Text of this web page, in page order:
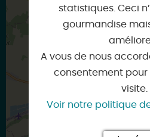
Itinéraire
statistiques. Ceci
gourmandise
A vous de nous
consentement
visite.
Voir notre politique